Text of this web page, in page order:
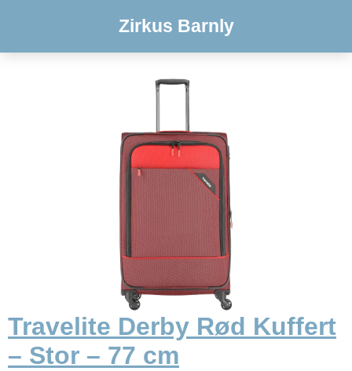
Zirkus Barnly
Travelite Derby Rød Kuffert
– Stor – 77 cm